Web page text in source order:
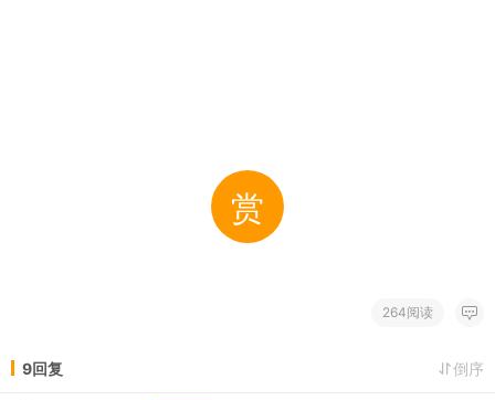
赏
264阅读
9回复 倒序